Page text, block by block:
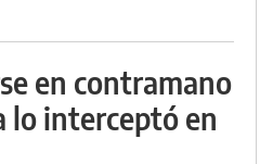
en contramano
lo interceptó en